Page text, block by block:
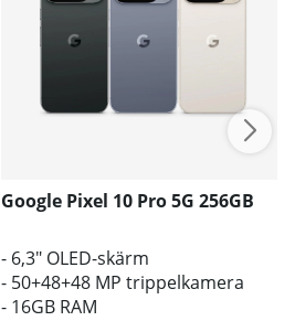
Google Pixel 10 Pro 5G 256GB
- 6,3" OLED-skärm
- 50+48+48 MP trippelkamera
- 16GB RAM